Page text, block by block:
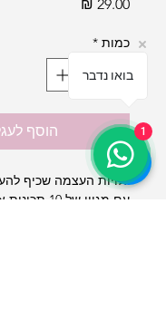
כמות *
הוסף
גלויות העצמה שכיף
עם מגוון של
בואו נדבר
1